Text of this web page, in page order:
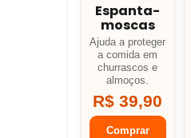
Espanta-
moscas
Ajuda a proteger
a comida em
churrascos e
almoços.
R$ 39,90
Comprar